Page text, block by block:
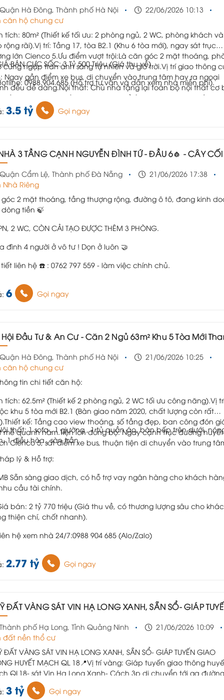
Quận Hà Đông, Thành phố Hà Nội
22/06/2026 10:13
căn hộ chung cư
tích: 80m² (Thiết kế tối ưu: 2 phòng ngủ, 2 WC, phòng khách và
rộng rãi).Vị trí: Tầng 17, tòa B2.1 (Khu 6 tòa mới), ngay sát trục
lớn Cienco 5.Ưu điểm vượt trội:Là căn góc 2 mặt thoáng,
cũng ngập tràn ánh sáng tự nhiên và gió trời.Vị trí giao thông
Ngay gần điểm xe bus, di chuyển vào trung tâm hay ra ngoại
đều dễ dàng.Nội thất: Chủ nhà tặng lại toàn bộ nội thất cơ
đủ , khách mua chỉ việc xách vali về ở ngay mà không tốn thêm
phí setup.Pháp lý & Tài chính: Hỗ trợ vay ngân hàng giải ngân
thủ tục gọn nhẹ.
BÁN CỰC SỐC: 3 Tỷ 500 Triệu (Giá thu về)
0988.904.685 (Hỗ trợ tư vấn và dẫn xem nhà miễn phí).
3.5 tỷ Gọi ngay
NHÀ 3 TẦNG CẠNH NGUYỄN ĐÌNH TỨ - ĐẦU 6🧄 - CÂY CỐI THOÁNG MÁT - Ở VÀ KINH
Quận Cẩm Lệ, Thành phố Đà Nẵng
21/06/2026 17:38
Nhà Riêng
góc 2 mặt thoáng, tầng thượng rộng, đường ô tô, đang kinh
dòng tiền 🍃
2 WC, CÒN CẢI TẠO ĐƯỢC THÊM 3 PHÒNG.
đình 4 người ở vô tư ! Dọn ở luôn 🤝
liên hệ ☎️ : 0762 797 559 - làm việc chính chủ.
6 Gọi ngay
Hội Đầu Tư & An Cư - Căn 2 Ngủ 63m² Khu 5 Tòa Mới Thanh Hà - Giá Chỉ 2,7x
Quận Hà Đông, Thành phố Hà Nội
21/06/2026 10:25
căn hộ chung cư
tin chi tiết căn hộ:
tích: 62.5m² (Thiết kế 2 phòng ngủ, 2 WC tối ưu công năng).Vị
khu 5 tòa mới B2.1 (Bàn giao năm 2020, chất lượng còn rất
kế: Tầng cao view thoáng, số tầng đẹp, ban công đón
mẻ quanh năm.Tiện ích đồng bộ: Ngay cạnh trục đường huyết
Cienco 5, sát điểm xe bus, thuận tiện di chuyển vào trung
thất: 1 sofa , 1 giường , 1 tủ quần áo, bàn bếp trên dưới,
1 điều hòa , sàn trần
lý & Hỗ trợ:
Sẵn sàng giao dịch, có hỗ trợ vay ngân hàng cho khách
cầu tài chính.
bán: 2 tỷ 770 triệu (Giá thu về, có thương lượng sâu cho
thiện chí, chốt nhanh).
hệ xem nhà 24/7:0988 904 685 (Alo/Zalo)
2.77 tỷ Gọi ngay
ĐẤT VÀNG SÁT VIN HẠ LONG XANH, SẴN SỔ- GIÁP TUYẾN GIAO THÔNG HUYẾT MẠCH
Thành phố Hạ Long, Tỉnh Quảng Ninh
21/06/2026 10:09
đất nền thổ cư
ĐẤT VÀNG SÁT VIN HẠ LONG XANH, SẴN SỔ- GIÁP TUYẾN GIAO
HUYẾT MẠCH QL 18📍Vị trí vàng: Giáp tuyến giao thông
QL18- sát Vin Hạ Long Xanh- Cách 3p di chuyển tới ga
độ cao HN_QN hoàn thiện vào 2028
bên vịnh di sản" Vin Hạ Long Xanh
3 tỷ Gọi ngay